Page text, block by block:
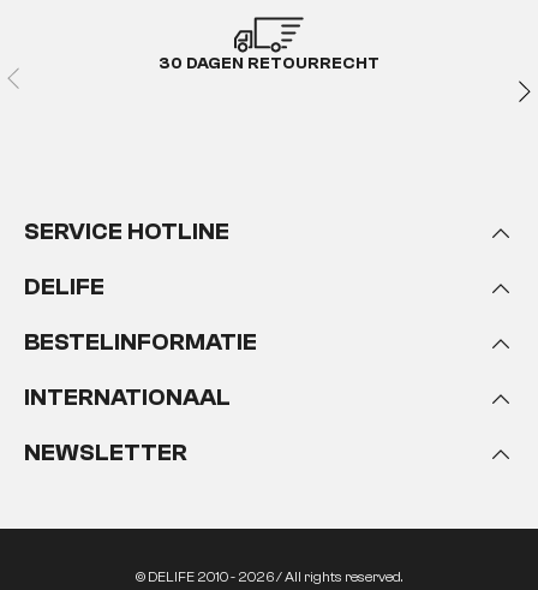
30 DAGEN RETOURRECHT
SERVICE HOTLINE
DELIFE
BESTELINFORMATIE
INTERNATIONAAL
NEWSLETTER
© DELIFE 2010 - 2026 / All rights reserved.